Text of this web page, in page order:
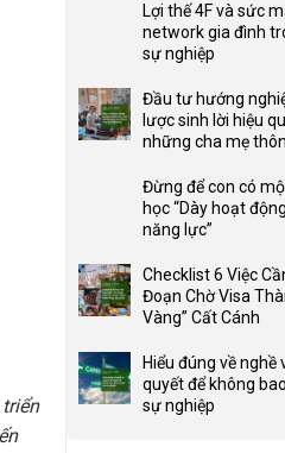
Lợi thế 4F và sức
network gia đình
sự nghiệp
có
bình
luận
Lợi
thế
4F
sức
mạnh
của
network
đình
trong
định
Đầu tư hướng
lược sinh lời hiệu
những cha mẹ
có
bình
luận
Đầu
tư
hướng
nghiệp
sớm:
Chiến
lược
sinh
Đừng để con có
học “Dày hoạt
năng lực”
có
bình
luận
Đừng
để
con
có
Checklist 6 Việc
Đoạn Chờ Visa
Vàng” Cất Cánh
có
bình
luận
Hiểu đúng về nghề
quyết để không
sự nghiệp